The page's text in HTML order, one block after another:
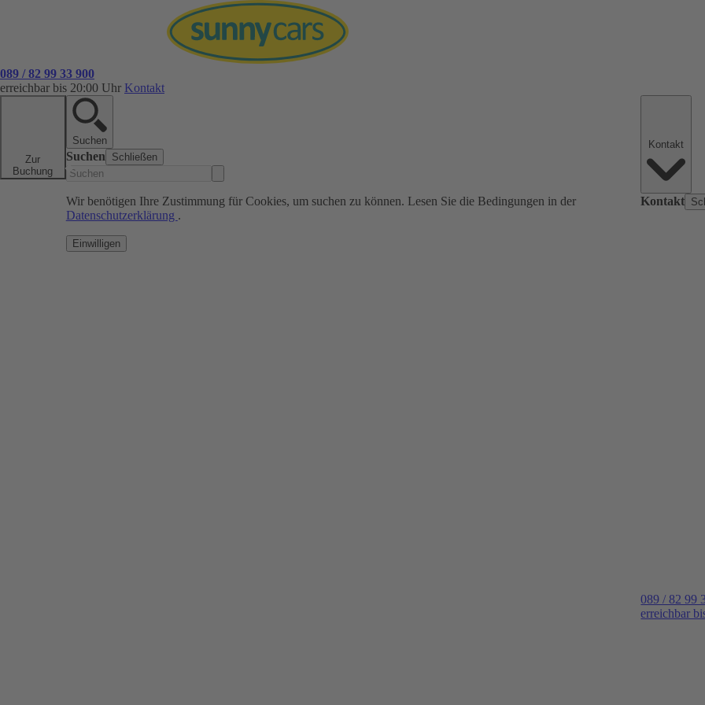
089 / 82 99 33 900
erreichbar bis 20:00 Uhr Kontakt
Zur
Buchung
Suchen
Suchen Schließen
Wir benötigen Ihre Zustimmung für Cookies, um suchen zu können. Lesen Sie die Bedingungen in der
Datenschutzerklärung .
Einwilligen
Kontakt
089 / 82 99
erreichbar